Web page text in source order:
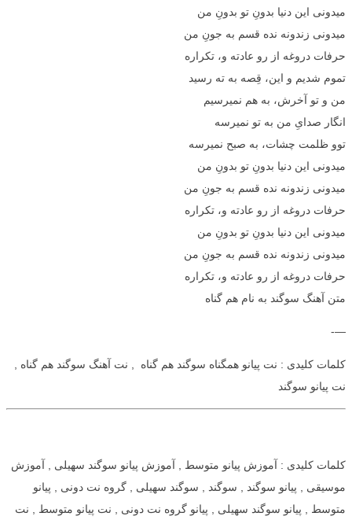
میدونی این دنیا بدونِ تو بدونِ من
میدونی زندونه نده قسم به جونِ من
حرفات دروغه از رو عادته و، تکراره
تموم شدیم و این، قِصه به ته رسید
من و تو آخرش، به هم نمیرسیم
انگار صدایِ من به تو نمیرسه
توو ظلمت چشات، به صبح نمیرسه
میدونی این دنیا بدونِ تو بدونِ من
میدونی زندونه نده قسم به جونِ من
حرفات دروغه از رو عادته و، تکراره
میدونی این دنیا بدونِ تو بدونِ من
میدونی زندونه نده قسم به جونِ من
حرفات دروغه از رو عادته و، تکراره
متن آهنگ سوگند به نام هم گناه
—-
کلمات کلیدی : نت پیانو همگناه سوگند هم گناه , نت آهنگ سوگند هم گناه ,
نت پیانو سوگند
کلمات کلیدی : آموزش پیانو متوسط , آموزش پیانو سوگند سهیلی , آموزش
موسیقی , پیانو سوگند , سوگند , سوگند سهیلی , گروه نت دونی , پیانو
متوسط , پیانو سوگند سهیلی , پیانو گروه نت دونی , نت پیانو متوسط , نت